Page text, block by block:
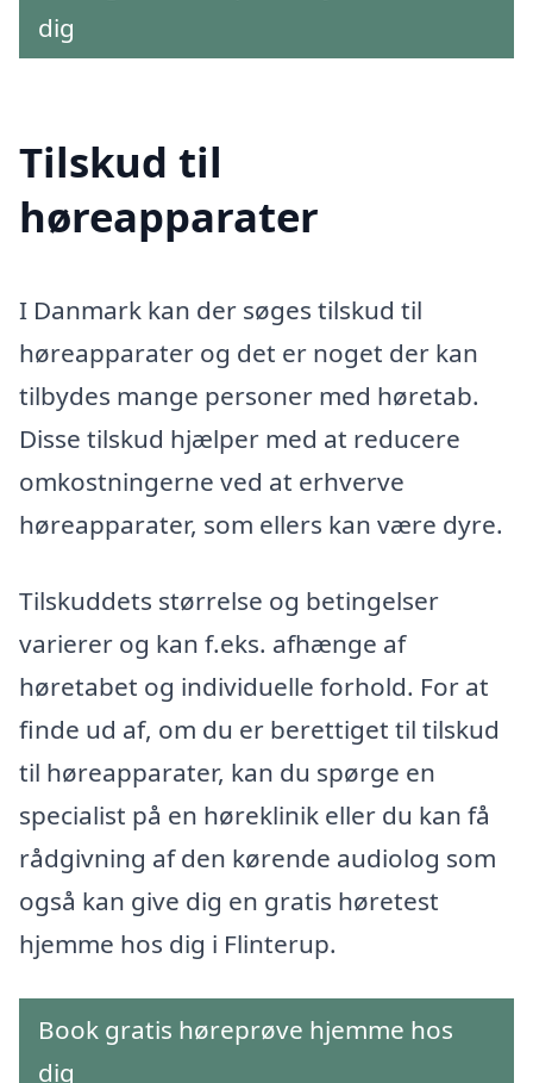
dig
Tilskud til
høreapparater
I Danmark kan der søges tilskud til
høreapparater og det er noget der kan
tilbydes mange personer med høretab.
Disse tilskud hjælper med at reducere
omkostningerne ved at erhverve
høreapparater, som ellers kan være dyre.
Tilskuddets størrelse og betingelser
varierer og kan f.eks. afhænge af
høretabet og individuelle forhold. For at
finde ud af, om du er berettiget til tilskud
til høreapparater, kan du spørge en
specialist på en høreklinik eller du kan få
rådgivning af den kørende audiolog som
også kan give dig en gratis høretest
hjemme hos dig i Flinterup.
Book gratis høreprøve hjemme hos
dig